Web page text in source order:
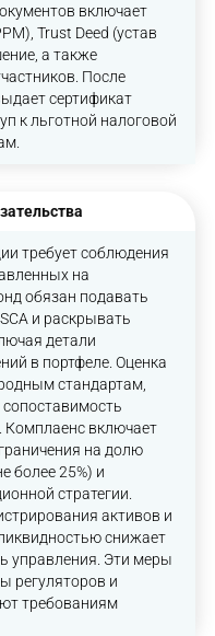
включает
Trust Deed (устав
а также
После
сертификат
к льготной налоговой
требует соблюдения
на
обязан подавать
и раскрывать
детали
в портфеле. Оценка
стандартам,
сопоставимость
включает
на долю
более 25%) и
стратегии.
активов и
снижает
управления. Эти меры
регуляторов и
требованиям